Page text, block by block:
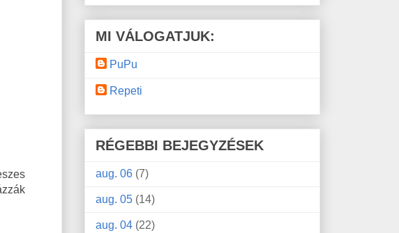
MI VÁLOGATJUK:
PuPu
Repeti
RÉGEBBI BEJEGYZÉSEK
aug. 06 (7)
aug. 05 (14)
aug. 04 (22)